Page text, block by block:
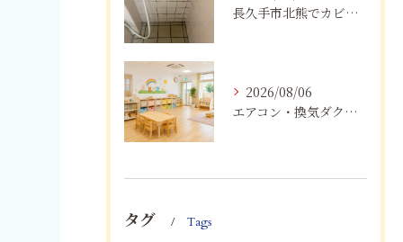
長久手市北熊でカビに悩む方へ｜健康被害を防ぐための対策とは
2026/08/06
エアコン・換気ダクトのカビ臭を根本改善する方法
タグ Tags